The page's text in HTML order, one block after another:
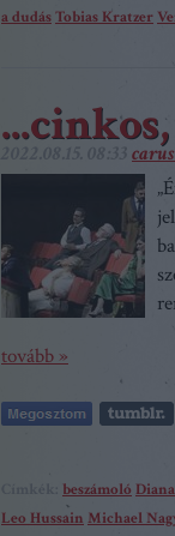
a dudásTobias Kratzer
tovább »
beszámoló
Leo Hussain Michael